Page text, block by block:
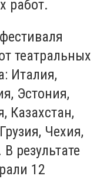
работ.
театральных
Италия,
Эстония,
Казахстан,
Чехия,
результате
12